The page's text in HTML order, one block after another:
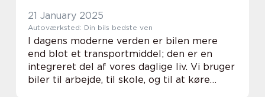
21 January 2025
Autoværksted: Din bils bedste ven
I dagens moderne verden er bilen mere
end blot et transportmiddel; den er en
integreret del af vores daglige liv. Vi bruger
biler til arbejde, til skole, og til at køre